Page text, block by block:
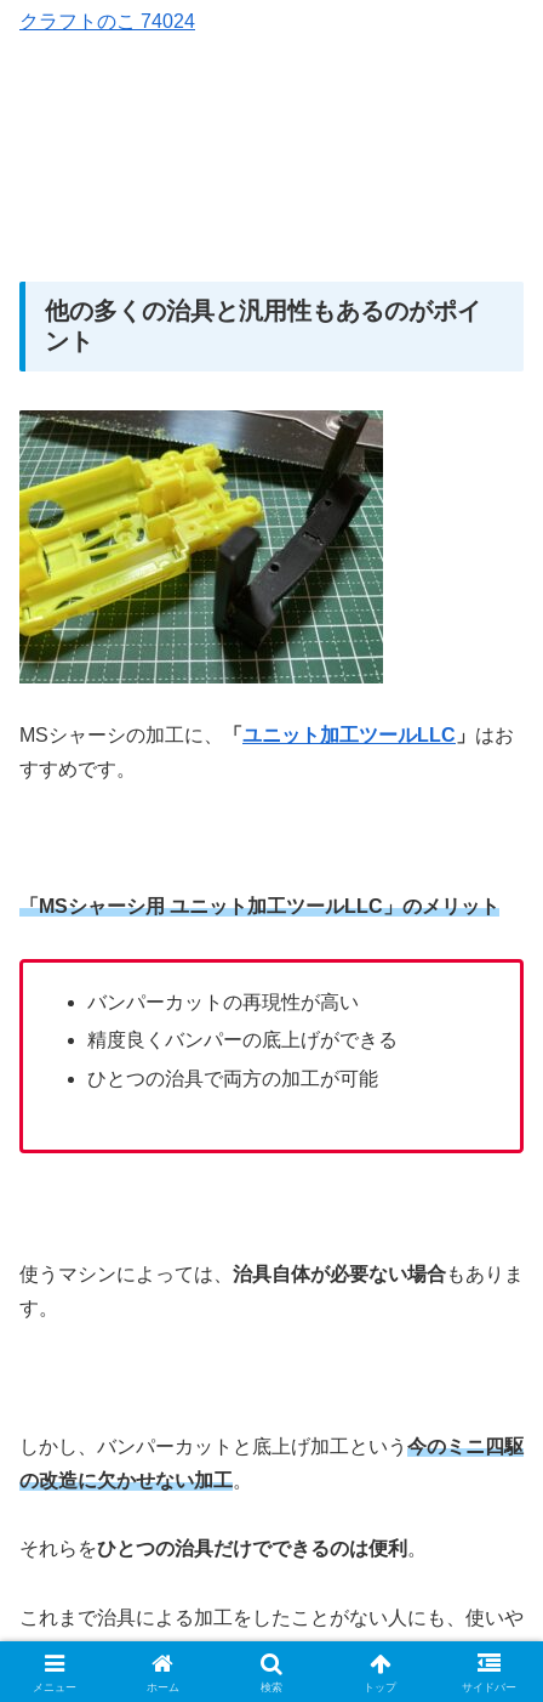
クラフトのこ 74024
他の多くの治具と汎用性もあるのがポイ
ント
MSシャーシの加工に、 「 ユニット加工ツールLLC 」 はお
すすめです。
「MSシャーシ用 ユニット加工ツールLLC」のメリット
バンパーカットの再現性が高い
精度良くバンパーの底上げができる
ひとつの治具で両方の加工が可能
使うマシンによっては、 治具自体が必要ない場合もありま
す。
しかし、バンパーカットと底上げ加工という 今のミニ四駆
の改造に欠かせない加工。
それらをひとつの治具だけでできるのは便利 。
これまで治具による加工をしたことがない人にも、使いや
すい治具になってきます。
メニュー ホーム 検索 トップ サイドバー